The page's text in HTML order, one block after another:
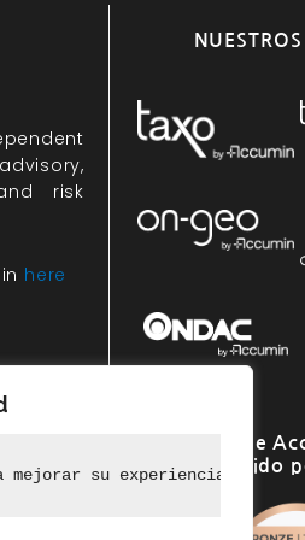
mejorar su experiencia de
risk
here
Miembro de
reconocido